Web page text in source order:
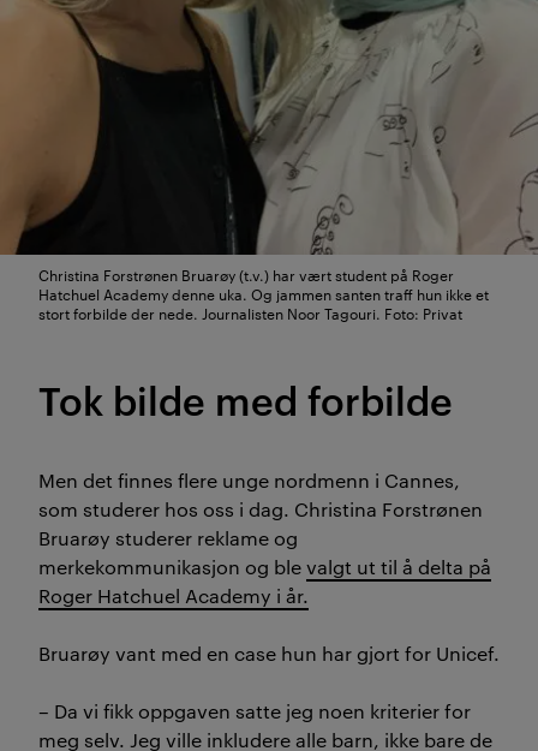
Christina Forstrønen Bruarøy (t.v.) har vært student på Roger
Hatchuel Academy denne uka. Og jammen santen traff hun ikke et
stort forbilde der nede. Journalisten Noor Tagouri. Foto: Privat
Tok bilde med forbilde
Men det finnes flere unge nordmenn i Cannes,
som studerer hos oss i dag. Christina Forstrønen
Bruarøy studerer reklame og
merkekommunikasjon og blevalgt ut til å delta på
Roger Hatchuel Academy i år.
Bruarøy vant med en case hun har gjort for Unicef.
– Da vi fikk oppgaven satte jeg noen kriterier for
meg selv. Jeg ville inkludere alle barn, ikke bare de